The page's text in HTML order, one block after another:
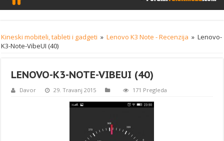
Kineski mobiteli, tableti i gadgeti » Lenovo K3 Note - Recenzija » Lenovo-
K3-Note-VibeUI (40)
LENOVO-K3-NOTE-VIBEUI (40)
Davor 29. Travanj 2015 171 Pregleda